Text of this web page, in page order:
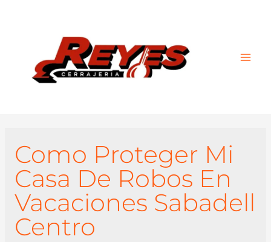
Como Proteger Mi
Casa De Robos En
Vacaciones Sabadell
Centro